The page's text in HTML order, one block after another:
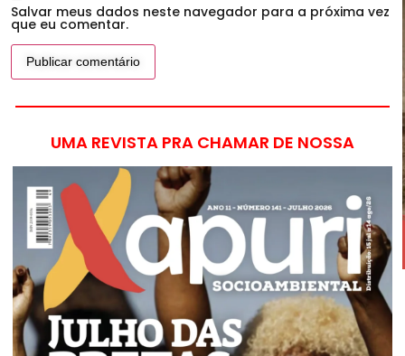
Salvar meus dados neste navegador para a próxima vez
que eu comentar.
UMA REVISTA PRA CHAMAR DE NOSSA